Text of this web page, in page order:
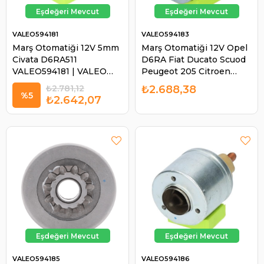
Marş Otomatiği 12V 5mm
Civata D6RA511
VALEO594181 | VALEO
594181
VALEO594181
₺2.642,07
₺2.781,12
%5
Marş Otomatiği 12V Opel
D6RA Fiat Ducato Scuod
Peugeot 205 Citroen
Berlingo C4 Pıcasso C5
C15 C25 Jumper
VALEO594183
₺2.688,38
VALEO594185 VALEO594186